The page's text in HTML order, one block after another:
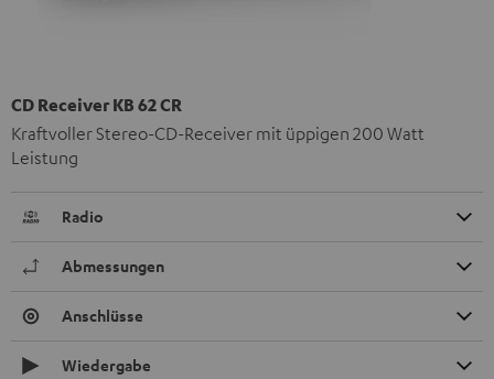
CD Receiver KB 62 CR
Kraftvoller Stereo-CD-Receiver mit üppigen 200 Watt
Leistung
Radio
Abmessungen
Anschlüsse
Wiedergabe